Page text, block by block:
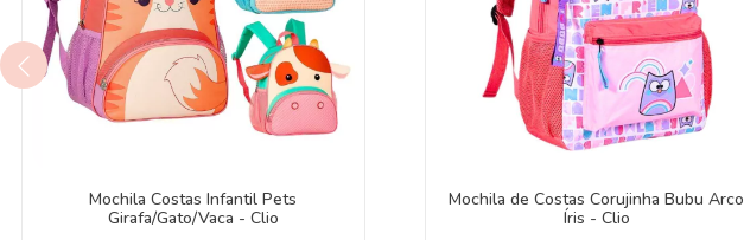
Mochila Costas Infantil Pets
Girafa/Gato/Vaca - Clio
Mochila de Costas Corujinha Bubu Arco
Íris - Clio